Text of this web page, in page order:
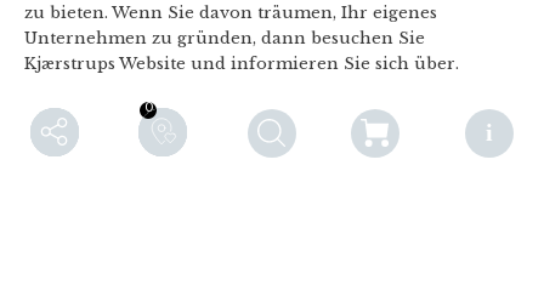
0
0
F
zu bieten. Wenn Sie davon träumen, Ihr eigenes
Unternehmen zu gründen, dann besuchen Sie
Kjærstrups Website und informieren Sie sich über.